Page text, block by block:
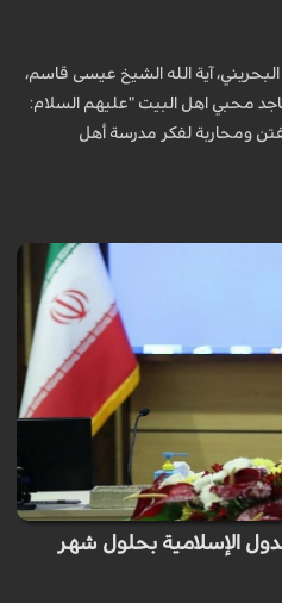
البحريني، آية الله الشيخ عيسى قاسم،
محبي اهل البيت "عليهم السلام:
ومحاربة لفكر مدرسة أهل
الإسلامية بحلول شهر